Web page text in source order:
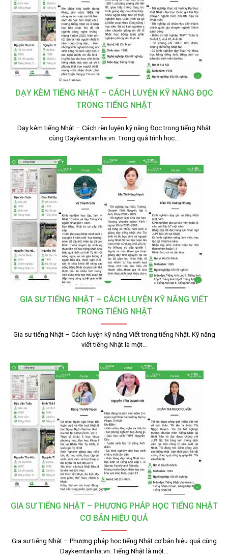
DẠY KÈM TIẾNG NHẬT – CÁCH LUYỆN KỸ NĂNG ĐỌC
TRONG TIẾNG NHẬT
Dạy kèm tiếng Nhật – Cách rèn luyện kỹ năng Đọc trong tiếng Nhật
cùng Daykemtainha.vn. Trong quá trình học…
GIA SƯ TIẾNG NHẬT – CÁCH LUYỆN KỸ NĂNG VIẾT
TRONG TIẾNG NHẬT
Gia sư tiếng Nhật – Cách luyện kỹ năng Viết trong tiếng Nhật. Kỹ năng
viết tiếng Nhật là một…
GIA SƯ TIẾNG NHẬT – PHƯƠNG PHÁP HỌC TIẾNG NHẬT
CƠ BẢN HIỆU QUẢ
Gia sư tiếng Nhật – Phương pháp học tiếng Nhật cơ bản hiệu quả cùng
Daykemtainha.vn. Tiếng Nhật là một…